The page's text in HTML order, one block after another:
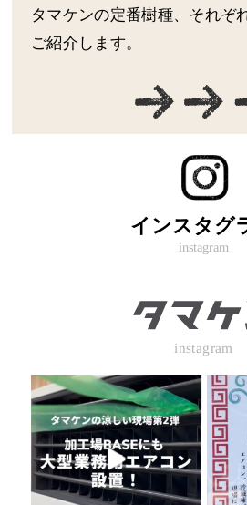
タマケンの定番樹種、それぞ
ご紹介します。
インスタグ
instagram
instagram